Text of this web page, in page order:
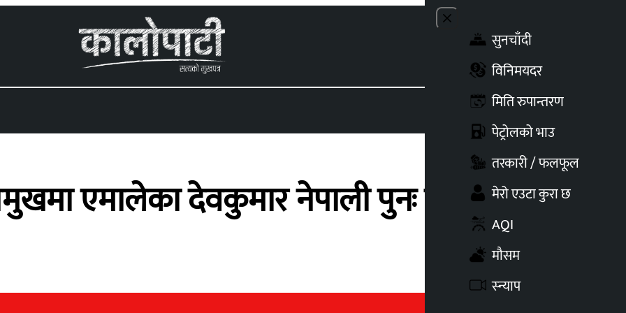
Close menu
सुनचाँदी
विनिमयदर
मिति रुपान्तरण
पेट्रोलको भाउ
तरकारी / फलफूल
मेरो एउटा कुरा छ
AQI
मौसम
स्न्याप
एमालेका देवकुमार नेपाली पुनः विजयी